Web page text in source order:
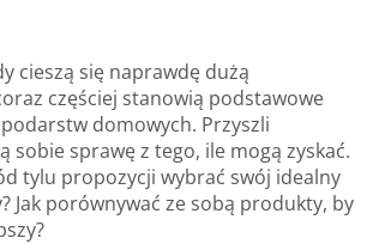
cieszą się naprawdę dużą
częściej stanowią podstawowe
domowych. Przyszli
sobie sprawę z tego, ile mogą zyskać.
tylu propozycji wybrać swój idealny
Jak porównywać ze sobą produkty, by